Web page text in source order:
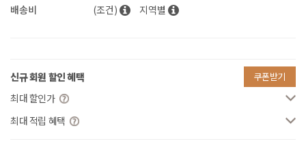
배송비
(조건) 지역별
신규 회원 할인 혜택 쿠폰받기
최대 할인가
최대 적립 혜택